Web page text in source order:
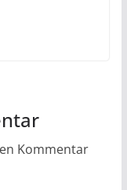
Kommentar